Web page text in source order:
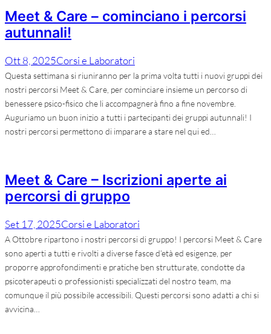
Meet & Care – cominciano i percorsi
autunnali!
Ott 8, 2025Corsi e Laboratori
Questa settimana si riuniranno per la prima volta tutti i nuovi gruppi dei
nostri percorsi Meet & Care, per cominciare insieme un percorso di
benessere psico-fisico che li accompagnerà fino a fine novembre.
Auguriamo un buon inizio a tutti i partecipanti dei gruppi autunnali! I
nostri percorsi permettono di imparare a stare nel qui ed…
Meet & Care – Iscrizioni aperte ai
percorsi di gruppo
Set 17, 2025Corsi e Laboratori
A Ottobre ripartono i nostri percorsi di gruppo! I percorsi Meet & Care
sono aperti a tutti e rivolti a diverse fasce d’età ed esigenze, per
proporre approfondimenti e pratiche ben strutturate, condotte da
psicoterapeuti o professionisti specializzati del nostro team, ma
comunque il più possibile accessibili. Questi percorsi sono adatti a chi si
avvicina…